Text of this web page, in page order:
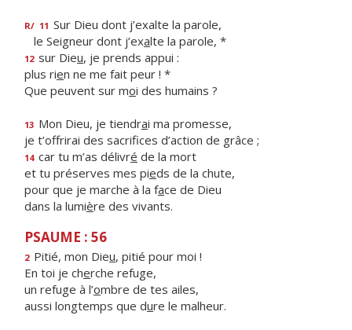
R/ 11 Sur Dieu dont j’exalte la parole,
le Seigneur dont j’exalte la parole, *
12 sur Dieu, je prends appui :
plus rien ne me fait peur ! *
Que peuvent sur moi des humains ?
13 Mon Dieu, je tiendrai ma promesse,
je t’offrirai des sacrifces d’action de grâce ;
14 car tu m’as délivré de la mort
et tu préserves mes pieds de la chute,
pour que je marche à la face de Dieu
dans la lumière des vivants.
PSAUME : 56
2 Pitié, mon Dieu, pitié pour moi !
En toi je cherche refuge,
un refuge à l’ombre de tes ailes,
aussi longtemps que dure le malheur.